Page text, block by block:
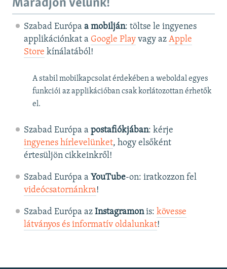
Maradjon velünk!
Szabad Európa a mobilján: töltse le ingyenes
applikációnkat a Google Playvagy az Apple
Store kínálatából!
A stabil mobilkapcsolat érdekében a weboldal egyes
funkciói az applikációban csak korlátozottan érhetők
el.
Szabad Európa a postafiókjában: kérje
ingyenes hírlevelünket, hogy elsőként
értesüljön cikkeinkről!
Szabad Európa a YouTube-on: iratkozzon fel
videócsatornánkra!
Szabad Európa az Instagramonis: kövesse
látványos és informatív oldalunkat! ​